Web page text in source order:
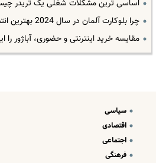
اساسی ترین مشکلات شغلی یک تریدر
چرا بلوکارت آلمان در سال 2024 بهترین انتخاب است؟
مقایسه خرید اینترنتی و حضوری، آباژور را
سیاسی
اقتصادی
اجتماعی
فرهنگی